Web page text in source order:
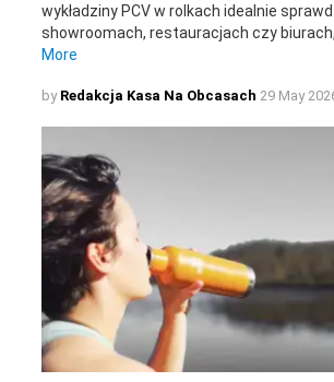
wykładziny PCV w rolkach idealnie
showroomach, restauracjach czy
More
by Redakcja Kasa Na Obcasach 29 May